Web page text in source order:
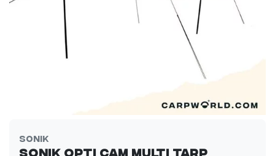
Sonik
Sonik Opti Cam Multi Tarp